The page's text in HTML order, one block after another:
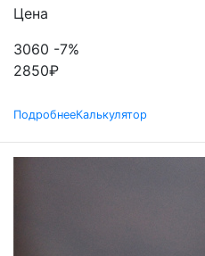
Цена
3060 -7%
2850₽
ПодробнееКалькулятор